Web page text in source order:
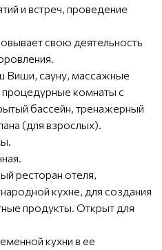
и встреч, проведение
свою деятельность
Виши, сауну, массажные
комнаты с
бассейн, тренажерный
(для взрослых).
ресторан отеля,
кухне, для создания
продукты. Открыт для
кухни в ее